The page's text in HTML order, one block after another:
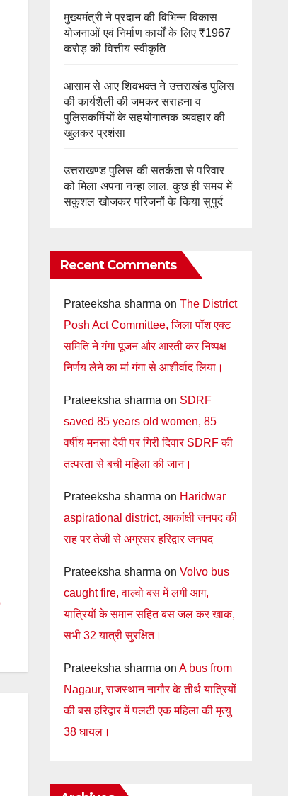
मुख्यमंत्री ने प्रदान की विभिन्न विकास
योजनाओं एवं निर्माण कार्यों के लिए ₹1967
करोड़ की वित्तीय स्वीकृति
आसाम से आए शिवभक्त ने उत्तराखंड पुलिस
की कार्यशैली की जमकर सराहना व
पुलिसकर्मियों के सहयोगात्मक व्यवहार की
खुलकर प्रशंसा
उत्तराखण्ड पुलिस की सतर्कता से परिवार
को मिला अपना नन्हा लाल, कुछ ही समय में
सकुशल खोजकर परिजनों के किया सुपुर्द
Recent Comments
Prateeksha sharma on The District
Posh Act Committee, जिला पॉश एक्ट
समिति ने गंगा पूजन और आरती कर निष्पक्ष
निर्णय लेने का मां गंगा से आशीर्वाद लिया।
Prateeksha sharma on SDRF
saved 85 years old women, 85
वर्षीय मनसा देवी पर गिरी दिवार SDRF की
तत्परता से बची महिला की जान।
Prateeksha sharma on Haridwar
aspirational district, आकांक्षी जनपद की
राह पर तेजी से अग्रसर हरिद्वार जनपद
Prateeksha sharma on Volvo bus
caught fire, वाल्वो बस में लगी आग,
यात्रियों के समान सहित बस जल कर खाक,
सभी 32 यात्री सुरक्षित।
Prateeksha sharma on A bus from
Nagaur, राजस्थान नागौर के तीर्थ यात्रियों
की बस हरिद्वार में पलटी एक महिला की मृत्यु
38 घायल।